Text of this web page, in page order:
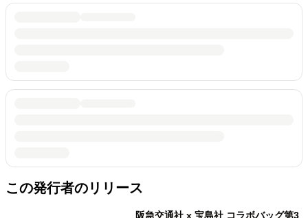
この発行者のリリース
阪急交通社 x 宝島社 コラボバッグ第3